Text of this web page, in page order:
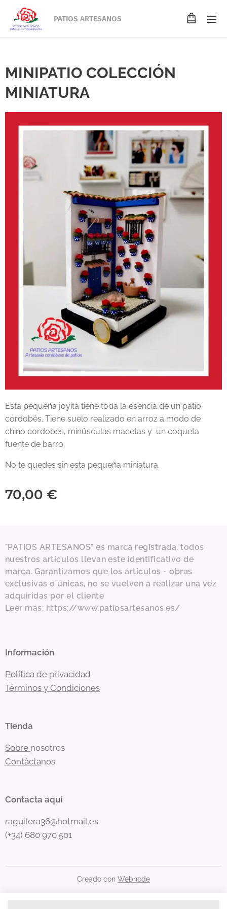
PATIOS ARTESANOS
MINIPATIO COLECCIÓN
MINIATURA
Esta pequeña joyita tiene toda la esencia de un patio
cordobés. Tiene suelo realizado en arroz a modo de
chino cordobés, minúsculas macetas y un coqueta
fuente de barro.
No te quedes sin esta pequeña miniatura.
70,00 €
"PATIOS ARTESANOS" es marca registrada, todos
nuestros artículos llevan este identificativo de
marca. Garantizamos que los artículos - obras
exclusivas o únicas, no se vuelven a realizar una vez
adquiridas por el cliente
Leer más: https://www.patiosartesanos.es/
Información
Política de privacidad
Términos y Condiciones
Tienda
Sobre nosotros
Contáctanos
Contacta aquí
raguilera36@hotmail.es
(+34) 680 970 501
Creado con Webnode